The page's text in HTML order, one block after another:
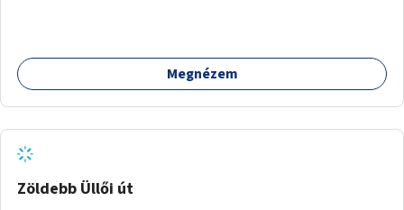
Megnézem
Zöldebb Üllői út